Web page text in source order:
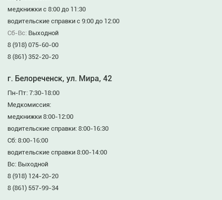
медкнижки с 8:00 до 11:30
водительские справки с 9:00 до 12:00
Сб-Вс: Выходной
8 (918) 075-60-00
8 (861) 352-20-20
г. Белореченск, ул. Мира, 42
Пн-Пт: 7:30-18:00
Медкомиссия:
медкнижки 8:00-12:00
водительские справки: 8:00-16:30
Сб: 8:00-16:00
водительские справки 8:00-14:00
Вс: Выходной
8 (918) 124-20-20
8 (861) 557-99-34